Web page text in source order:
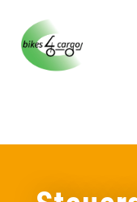
Inhalt
springen